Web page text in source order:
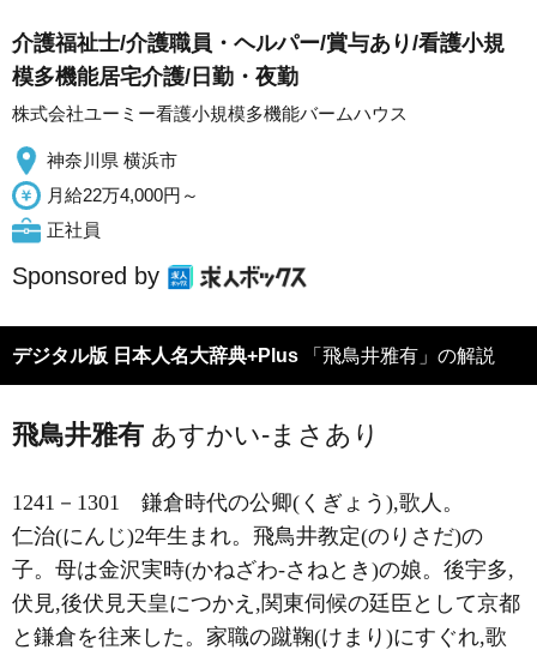
介護福祉士/介護職員・ヘルパー/賞与あり/看護小規
模多機能居宅介護/日勤・夜勤
株式会社ユーミー看護小規模多機能バームハウス
神奈川県 横浜市
月給22万4,000円～
正社員
Sponsored by
デジタル版 日本人名大辞典+Plus 「飛鳥井雅有」の解説
飛鳥井雅有 あすかい-まさあり
1241－1301 鎌倉時代の公卿(くぎょう),歌人。
仁治(にんじ)2年生まれ。飛鳥井教定(のりさだ)の
子。母は金沢実時(かねざわ-さねとき)の娘。後宇多,
伏見,後伏見天皇につかえ,関東伺候の廷臣として京都
と鎌倉を往来した。家職の蹴鞠(けまり)にすぐれ,歌